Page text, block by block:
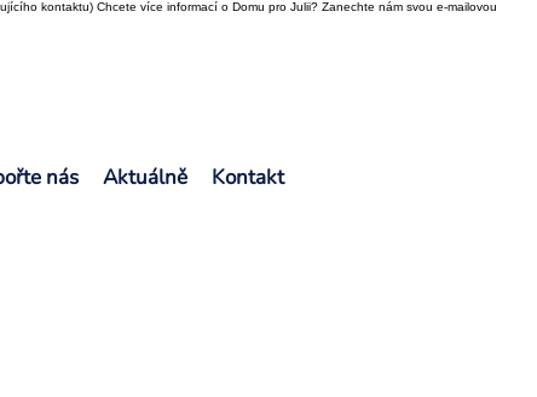
kontaktu) Chcete více informací o Domu pro Julii? Zanechte nám svou e-mailovou
nás Aktuálně Kontakt